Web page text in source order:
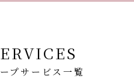
プサービス一覧